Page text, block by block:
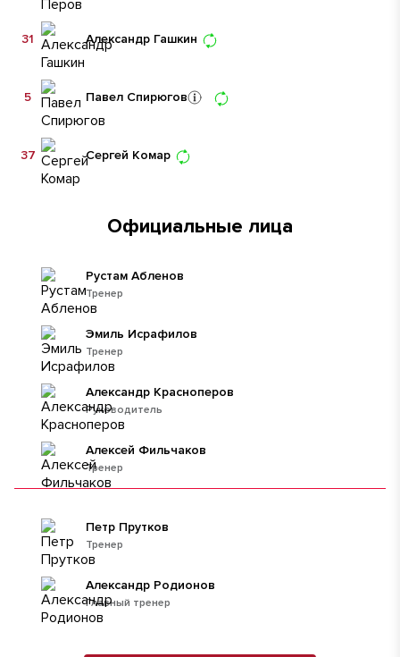
Александр Гашкин
31
Павел Спирюгов
5
Сергей Комар
37
Официальные лица
Тренер
Рустам Абленов
Тренер
Эмиль Исрафилов
Руководитель
Александр Красноперов
Тренер
Алексей Фильчаков
Тренер
Петр Прутков
Главный тренер
Александр Родионов